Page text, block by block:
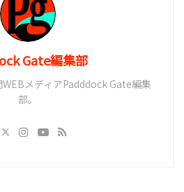
Gate編集部
メディアPadddock Gate編集
部。